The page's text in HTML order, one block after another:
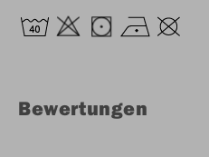
Bewertungen